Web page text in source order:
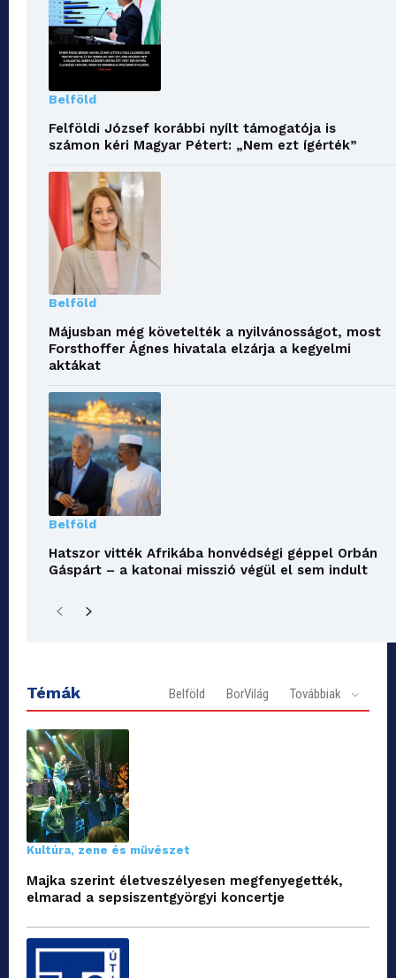
Belföld
Felföldi József korábbi nyílt támogatója is
számon kéri Magyar Pétert: „Nem ezt ígérték”
Belföld
Májusban még követelték a nyilvánosságot, most
Forsthoffer Ágnes hivatala elzárja a kegyelmi
aktákat
Belföld
Hatszor vitték Afrikába honvédségi géppel Orbán
Gáspárt – a katonai misszió végül el sem indult
Témák Belföld BorVilág Továbbiak
Kultúra, zene és művészet
Majka szerint életveszélyesen megfenyegették,
elmarad a sepsiszentgyörgyi koncertje